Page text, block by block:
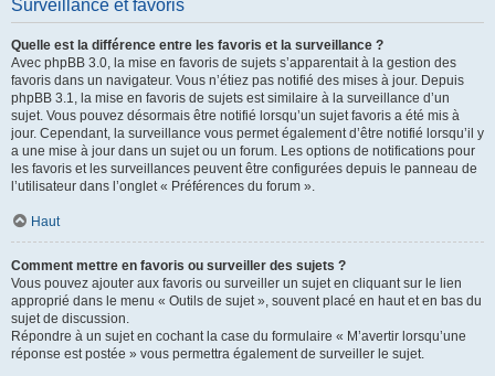
Surveillance et favoris
Quelle est la différence entre les favoris et la surveillance ?
Avec phpBB 3.0, la mise en favoris de sujets s’apparentait à la gestion des
favoris dans un navigateur. Vous n’étiez pas notifié des mises à jour. Depuis
phpBB 3.1, la mise en favoris de sujets est similaire à la surveillance d’un
sujet. Vous pouvez désormais être notifié lorsqu’un sujet favoris a été mis à
jour. Cependant, la surveillance vous permet également d’être notifié lorsqu’il y
a une mise à jour dans un sujet ou un forum. Les options de notifications pour
les favoris et les surveillances peuvent être configurées depuis le panneau de
l’utilisateur dans l’onglet « Préférences du forum ».
Haut
Comment mettre en favoris ou surveiller des sujets ?
Vous pouvez ajouter aux favoris ou surveiller un sujet en cliquant sur le lien
approprié dans le menu « Outils de sujet », souvent placé en haut et en bas du
sujet de discussion.
Répondre à un sujet en cochant la case du formulaire « M’avertir lorsqu’une
réponse est postée » vous permettra également de surveiller le sujet.